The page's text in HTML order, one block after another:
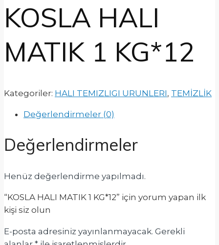
KOSLA HALI
MATIK 1 KG*12
Kategoriler: HALI TEMIZLIGI URUNLERI, TEMİZLİK
Değerlendirmeler (0)
Değerlendirmeler
Henüz değerlendirme yapılmadı.
“KOSLA HALI MATIK 1 KG*12” için yorum yapan ilk
kişi siz olun
E-posta adresiniz yayınlanmayacak. Gerekli